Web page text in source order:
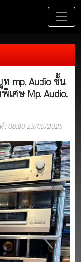
mp. Audio ชั้น
เศษ Mp. Audio.
: 08:00 23/05/2025